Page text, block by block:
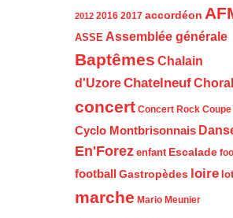
2012 2016 2017 accordéon
ASSE Assemblée générale
Baptêmes Chalain
d'UzoreChatelneuf
concert Concert Rock Coupe
Cyclo Montbrisonnais
En'Forez enfant Escalade
football Gastropèdes loire
marche Mario Meunier